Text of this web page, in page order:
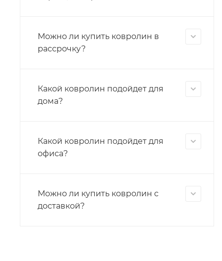
Можно ли купить ковролин в
рассрочку?
Какой ковролин подойдет для
дома?
Какой ковролин подойдет для
офиса?
Можно ли купить ковролин с
доставкой?